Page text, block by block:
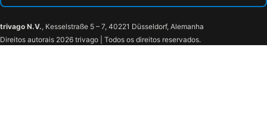
trivago N.V., Kesselstraße 5 – 7, 40221 Düsseldorf, Alemanha
Direitos autorais 2026 trivago | Todos os direitos reservados.